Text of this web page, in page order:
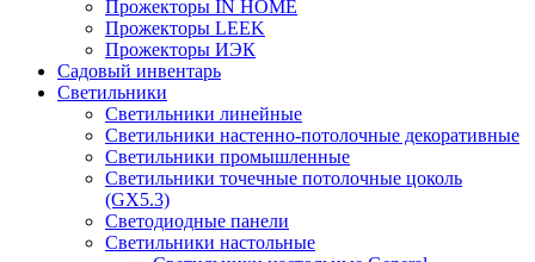
Прожекторы IN HOME
Прожекторы LEEK
Прожекторы ИЭК
Садовый инвентарь
Светильники
Светильники линейные
Светильники настенно-потолочные декоративные
Светильники промышленные
Светильники точечные потолочные цоколь
(GX5.3)
Светодиодные панели
Cветильники настольные